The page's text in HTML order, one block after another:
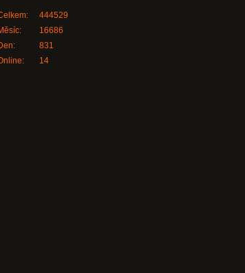
14
444529
16686
831